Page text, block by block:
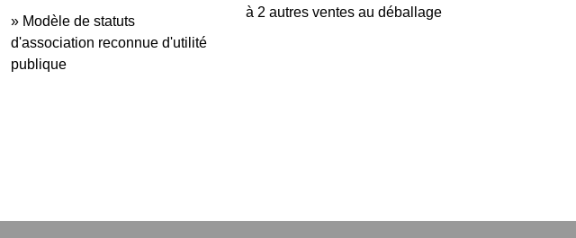
Modèle de statuts
d'association reconnue d'utilité
publique
à 2 autres ventes au déballage